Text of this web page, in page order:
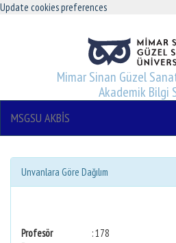
Update cookies preferences
Mimar Sinan Güzel
Akademik Bilgi
MSGSU AKBİS
Unvanlara Göre Dağılım
Profesör
: 178